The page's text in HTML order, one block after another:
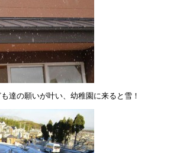
達の願いが叶い、幼稚園に来ると雪！